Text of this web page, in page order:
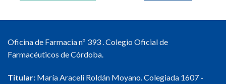
Oficina de Farmacia nº 393 . Colegio Oficial de
Farmacéuticos de Córdoba.
Titular: María Araceli Roldán Moyano. Colegiada 1607 -